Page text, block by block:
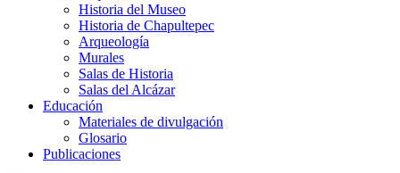
Historia del Museo
Historia de Chapultepec
Arqueología
Murales
Salas de Historia
Salas del Alcázar
Educación
Materiales de divulgación
Glosario
Publicaciones